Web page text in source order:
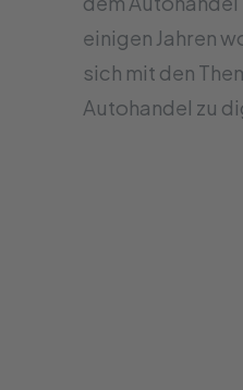
einigen Jahren
sich mit den
Autohandel zu